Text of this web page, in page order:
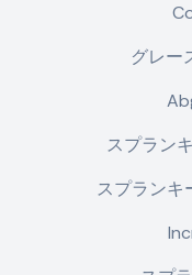
グレー
スプラン
スプランキ